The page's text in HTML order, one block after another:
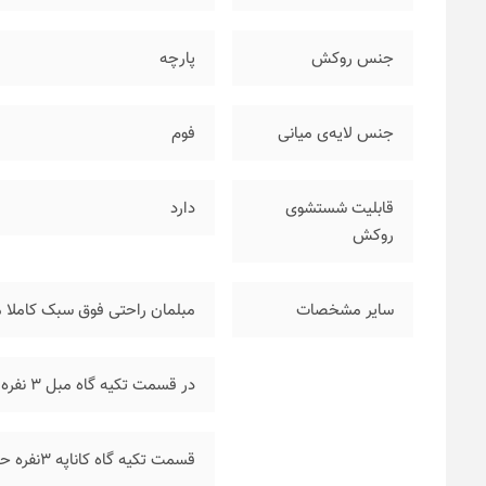
جنس روکش پارچه
جنس لایه‌ی میانی فوم
قابلیت شستشوی
روکش
دارد
سایر مشخصات مبلمان راحتی فوق سبک
در قسمت تکیه گاه مبل ۳ نفره نفره تماما لمسه دست انجام شده
قسمت تکیه گاه کاناپه ۳نفره حالت تخت خواب شو دارد